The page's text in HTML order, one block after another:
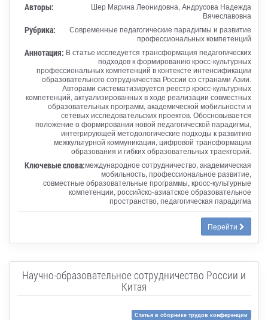
Авторы:
Шер Марина Леонидовна, Андрусова Надежда
Вячеславовна
Рубрика:
Современные педагогические парадигмы и развитие
профессиональных компетенций
Аннотация: В статье исследуется трансформация педагогических
подходов к формированию кросс-культурных
профессиональных компетенций в контексте интенсификации
образовательного сотрудничества России со странами Азии.
Авторами систематизируется реестр кросс-культурных
компетенций, актуализированных в ходе реализации совместных
образовательных программ, академической мобильности и
сетевых исследовательских проектов. Обосновывается
положение о формировании новой педагогической парадигмы,
интегрирующей методологические подходы к развитию
межкультурной коммуникации, цифровой трансформации
образования и гибких образовательных траекторий.
Ключевые слова:международное сотрудничество, академическая
мобильность, профессиональное развитие,
совместные образовательные программы, кросс-культурные
компетенции, российско-азиатское образовательное
пространство, педагогическая парадигма
Перейти
Научно-образовательное сотрудничество России и
Китая
Статья в сборнике трудов конференции